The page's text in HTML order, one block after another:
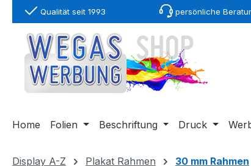
Zur Hauptnavigation springen
Qualität seit 1993 persönliche
Home Folien Beschriftung Druck
Display A-Z Plakat Rahmen 30 mm Rahmen